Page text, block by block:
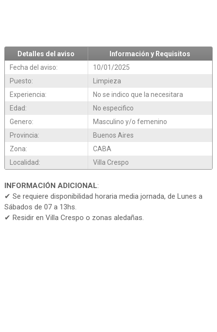
Detalles del aviso
Información y Requisitos
Fecha del aviso:
10/01/2025
Puesto:
Limpieza
Experiencia:
No se indico que la necesitara
Edad:
No especifico
Genero:
Masculino y/o femenino
Provincia:
Buenos Aires
Zona:
CABA
Localidad:
Villa Crespo
INFORMACIÓN ADICIONAL:
✔ Se requiere disponibilidad horaria media jornada, de Lunes a
Sábados de 07 a 13hs.
✔ Residir en Villa Crespo o zonas aledañas.